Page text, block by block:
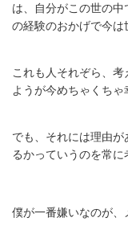
は、自分がこの世の
の経験のおかげで今は
これも人それぞら、
ようが今めちゃくちゃ
でも、それには理由
るかっていうのを常に
僕が一番嫌いなのが、